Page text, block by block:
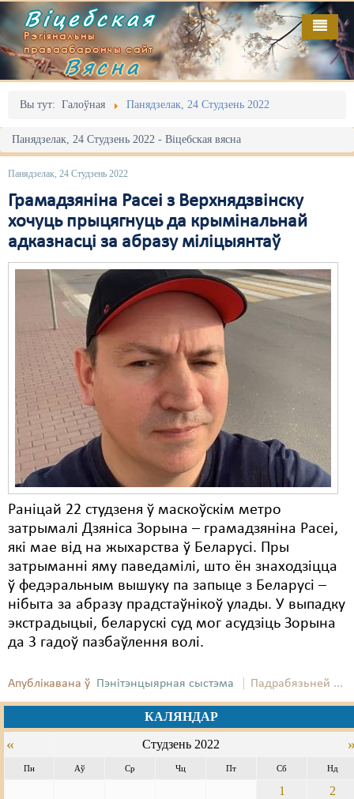
Віцебская
Рэгіянальны
праваабарончы сайт
Вясна
Вы тут: Галоўная Панядзелак, 24 Студзень 2022
Панядзелак, 24 Студзень 2022 - Віцебская вясна
Панядзелак, 24 Студзень 2022
Грамадзяніна Расеі з Верхнядзвінску
хочуць прыцягнуць да крымінальнай
адказнасці за абразу міліцыянтаў
Раніцай 22 студзеня ў маскоўскім метро
затрымалі Дзяніса Зорына – грамадзяніна Расеі,
які мае від на жыхарства ў Беларусі. Пры
затрыманні яму паведамілі, што ён знаходзіцца
ў федэральным вышуку па запыце з Беларусі –
нібыта за абразу прадстаўнікоў улады. У выпадку
экстрадыцыі, беларускі суд мог асудзіць Зорына
да 3 гадоў пазбаўлення волі.
Апублікавана ў Пэнітэнцыярная сыстэма Падрабязьней ...
КАЛЯНДАР
« Студзень 2022
Пн Аў Ср Чц Пт Сб Нд
1
2
Галоўная
Адміністрацыйны перасьлед
Акцыі
Выбары
Грамадзянскія ініцыятывы
Дзяржава
Дыскрымінацыя
Затрыманьні
Карная псыхіятрыя
КПЧ ААН
Культурныя правы
ЛПП
Мігранты
Мірныя сходы
Палітвязьні
Праваабаронцы
Правы дзіцяці
Пэнітэнцыярная сыстэма
Рознае
Свабода слова
Свабода сумленьня
Выданьні
Відэа
Пра нас
RSS